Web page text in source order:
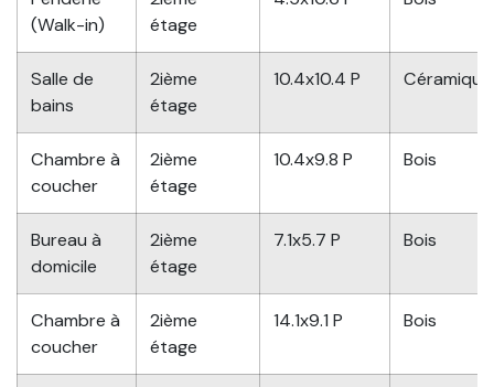
(Walk-in)
étage
Salle de
bains
2ième
étage
10.4x10.4 P Céramique
Chambre à
coucher
2ième
étage
10.4x9.8 P Bois
Bureau à
domicile
2ième
étage
7.1x5.7 P Bois
Chambre à
coucher
2ième
étage
14.1x9.1 P Bois